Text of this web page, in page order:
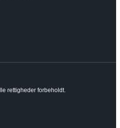
rettigheder forbeholdt.